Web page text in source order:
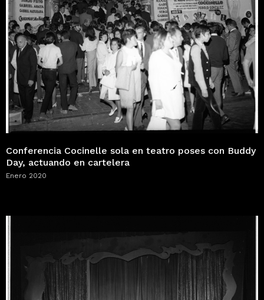
Conferencia Cocinelle sola en teatro poses con Buddy
Day, actuando en cartelera
Enero 2020